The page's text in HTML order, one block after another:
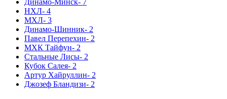
Динамо-Минск- 7
НХЛ- 4
МХЛ- 3
Динамо-Шинник- 2
Павел Перепехин- 2
МХК Тайфун- 2
Стальные Лисы- 2
Кубок Салея- 2
Артур Хайруллин- 2
Джозеф Бландизи- 2